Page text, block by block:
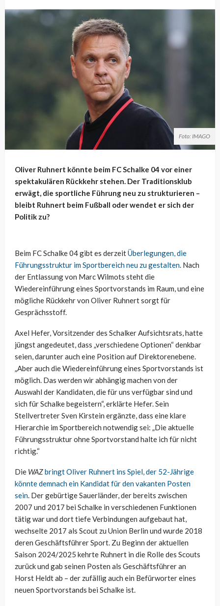
Foto: IMAGO
Oliver Ruhnert könnte beim FC Schalke 04 vor einer
spektakulären Rückkehr stehen. Der Traditionsklub
erwägt, die sportliche Führung neu zu strukturieren –
bleibt Ruhnert beim Fußball oder wendet er sich der
Politik zu?
Beim FC Schalke 04 gibt es derzeitÜberlegungen, die
Führungsstruktur im Sportbereich neu zu gestalten. Nach
der Entlassung von Marc Wilmots steht die
Wiedereinführung eines Sportvorstands im Raum, und eine
mögliche Rückkehr von Oliver Ruhnert sorgt für
Gesprächsstoff.
Axel Hefer, Vorsitzender des Schalker Aufsichtsrats, hatte
jüngst angedeutet, dass „verschiedene Optionen“ denkbar
seien, darunter auch eine Position auf Direktorenebene.
„Aber auch die Wiedereinführung eines Sportvorstands ist
möglich. Das werden wir abhängig machen von der
Auswahl der Kandidaten, die für uns verfügbar sind und
sich für Schalke begeistern“, erklärte Hefer. Sein
Stellvertreter Sven Kirstein ergänzte, dass eine klare
Hierarchie im Sportbereich notwendig sei: „Die aktuelle
Führungsstruktur ohne Sportvorstand halte ich für nicht
richtig.“
Die WAZbringt Oliver Ruhnert ins Spiel, der 52-Jährige
könnte demnach ein Kandidat für den vakanten Posten
sein. Der gebürtige Sauerländer, der bereits zwischen
2007 und 2017 bei Schalke in verschiedenen Funktionen
tätig war und dort tiefe Verbindungen aufgebaut hat,
wechselte 2017 als Scout zu Union Berlin und wurde 2018
deren Geschäftsführer Sport. Zu Beginn der aktuellen
Saison 2024/2025 kehrte Ruhnert in die Rolle des Scouts
zurück und gab seinen Posten als Geschäftsführer an
Horst Heldt ab – der zufällig auch ein Befürworter eines
neuen Sportvorstands bei Schalke ist.